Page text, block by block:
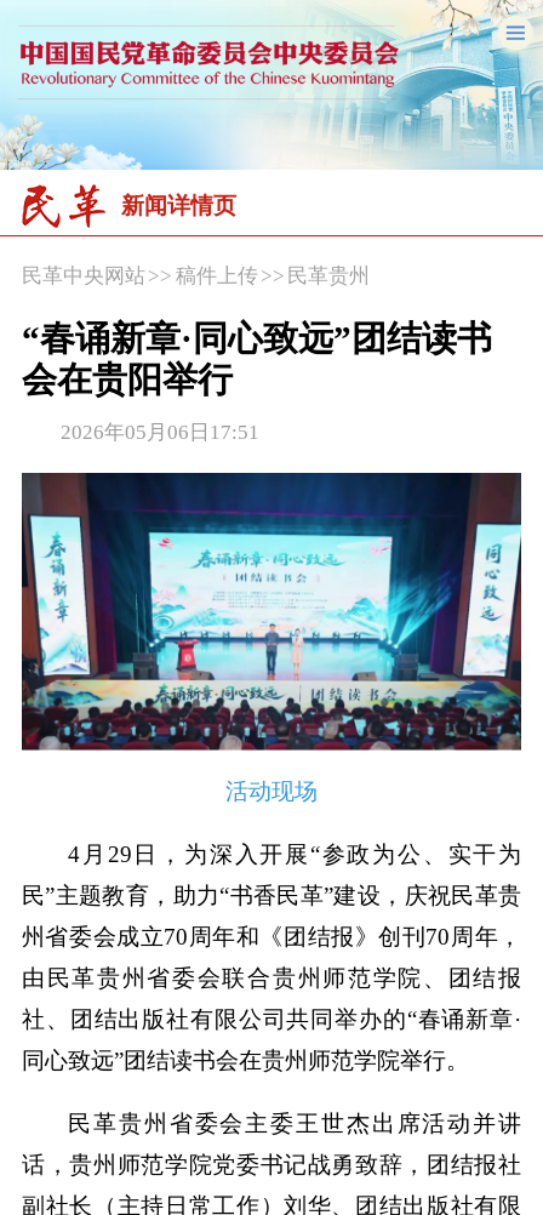
新闻详情页
民革中央网站>> 稿件上传 >> 民革贵州
“春诵新章·同心致远”团结读书
会在贵阳举行
2026年05月06日17:51
活动现场
4月29日，为深入开展“参政为公、实干为
民”主题教育，助力“书香民革”建设，庆祝民革贵
州省委会成立70周年和《团结报》创刊70周年，
由民革贵州省委会联合贵州师范学院、团结报
社、团结出版社有限公司共同举办的“春诵新章·
同心致远”团结读书会在贵州师范学院举行。
民革贵州省委会主委王世杰出席活动并讲
话，贵州师范学院党委书记战勇致辞，团结报社
副社长（主持日常工作）刘华、团结出版社有限